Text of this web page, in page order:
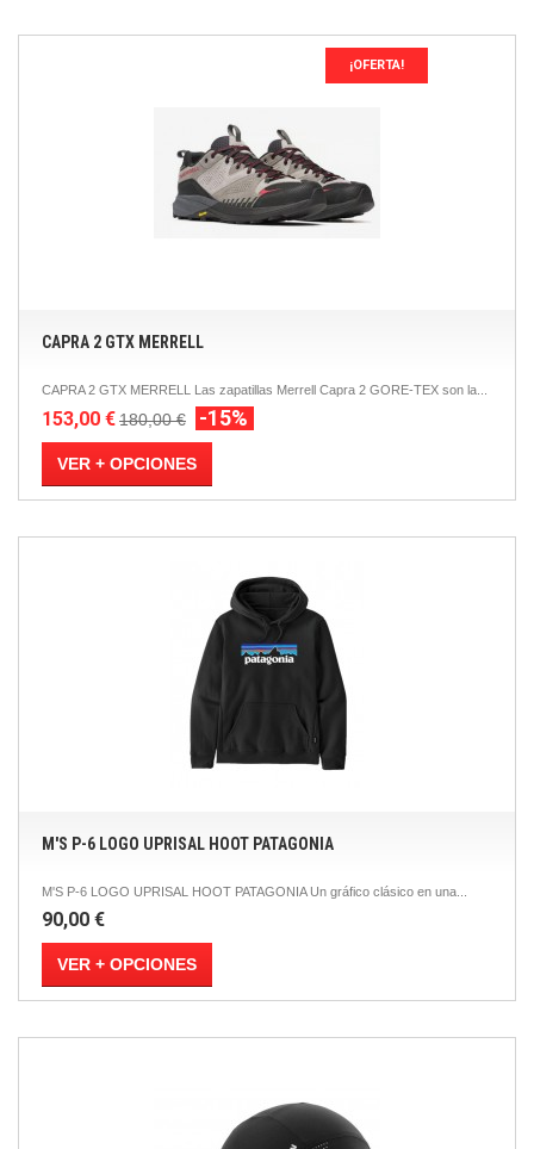
¡OFERTA!
CAPRA 2 GTX MERRELL
CAPRA 2 GTX MERRELL Las zapatillas Merrell Capra 2 GORE-TEX son la...
153,00 €180,00 € -15%
VER + OPCIONES
M'S P-6 LOGO UPRISAL HOOT PATAGONIA
M'S P-6 LOGO UPRISAL HOOT PATAGONIA Un gráfico clásico en una...
90,00 €
VER + OPCIONES